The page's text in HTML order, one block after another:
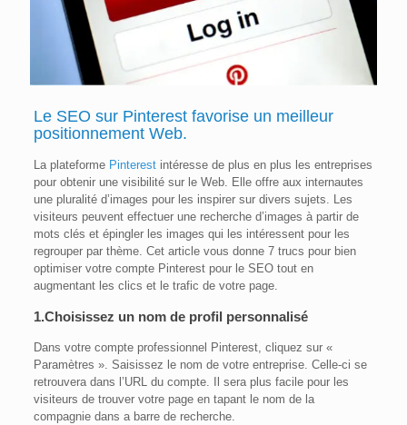
Le SEO sur Pinterest favorise un meilleur
positionnement Web.
La plateforme Pinterestintéresse de plus en plus les entreprises
pour obtenir une visibilité sur le Web. Elle offre aux internautes
une pluralité d’images pour les inspirer sur divers sujets. Les
visiteurs peuvent effectuer une recherche d’images à partir de
mots clés et épingler les images qui les intéressent pour les
regrouper par thème. Cet article vous donne 7 trucs pour bien
optimiser votre compte Pinterest pour le SEO tout en
augmentant les clics et le trafic de votre page.
1.Choisissez un nom de profil personnalisé
Dans votre compte professionnel Pinterest, cliquez sur «
Paramètres ». Saisissez le nom de votre entreprise. Celle-ci se
retrouvera dans l’URL du compte. Il sera plus facile pour les
visiteurs de trouver votre page en tapant le nom de la
compagnie dans a barre de recherche.